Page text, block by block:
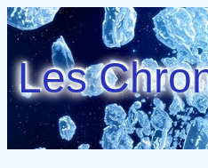
Les